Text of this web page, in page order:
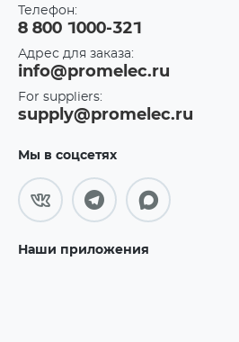
Телефон:
8 800 1000-321
Адрес для заказа:
info@promelec.ru
For suppliers:
supply@promelec.ru
Мы в соцсетях
Наши приложения